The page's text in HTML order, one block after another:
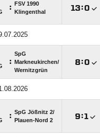
:
FSV 1990
Klingenthal
:
:
SpG
Markneukirchen/​
Wernitzgrün
:
: SpG Jößnitz 2/​
Plauen-Nord 2
: